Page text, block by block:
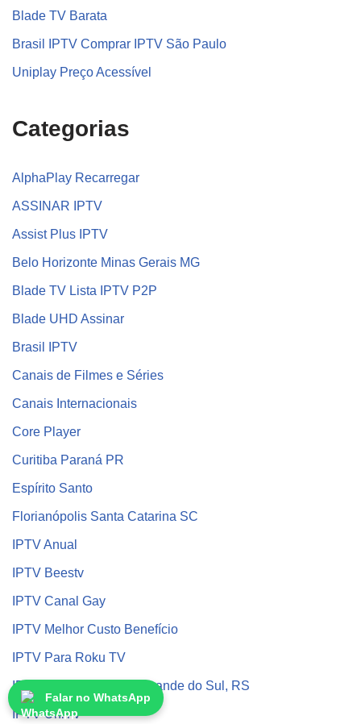
Blade TV Barata
Brasil IPTV Comprar IPTV São Paulo
Uniplay Preço Acessível
Categorias
AlphaPlay Recarregar
ASSINAR IPTV
Assist Plus IPTV
Belo Horizonte Minas Gerais MG
Blade TV Lista IPTV P2P
Blade UHD Assinar
Brasil IPTV
Canais de Filmes e Séries
Canais Internacionais
Core Player
Curitiba Paraná PR
Espírito Santo
Florianópolis Santa Catarina SC
IPTV Anual
IPTV Beestv
IPTV Canal Gay
IPTV Melhor Custo Benefício
IPTV Para Roku TV
IPTV Porto Alegre Rio Grande do Sul, RS
IPTV UniTV
Falar no WhatsApp